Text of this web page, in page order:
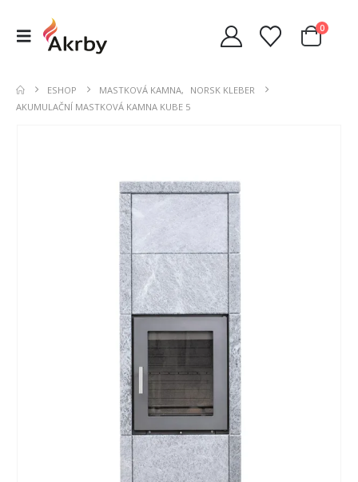
0
ESHOP MASTKOVÁ KAMNA,
NORSK KLEBER
AKUMULAČNÍ MASTKOVÁ KAMNA KUBE 5